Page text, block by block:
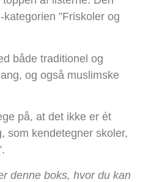
”Friskoler og
både traditionel og
og også muslimske
på, at det ikke er ét
som kendetegner skoler,
denne boks, hvor du kan